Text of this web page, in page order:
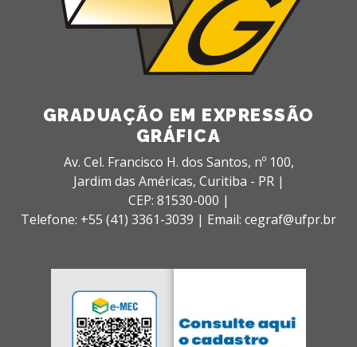
GRADUAÇÃO EM EXPRESSÃO
GRÁFICA
Av. Cel. Francisco H. dos Santos, nº 100,
Jardim das Américas, Curitiba - PR |
CEP: 81530-000 |
Telefone: +55 (41) 3361-3039 | Email: cegraf@ufpr.br